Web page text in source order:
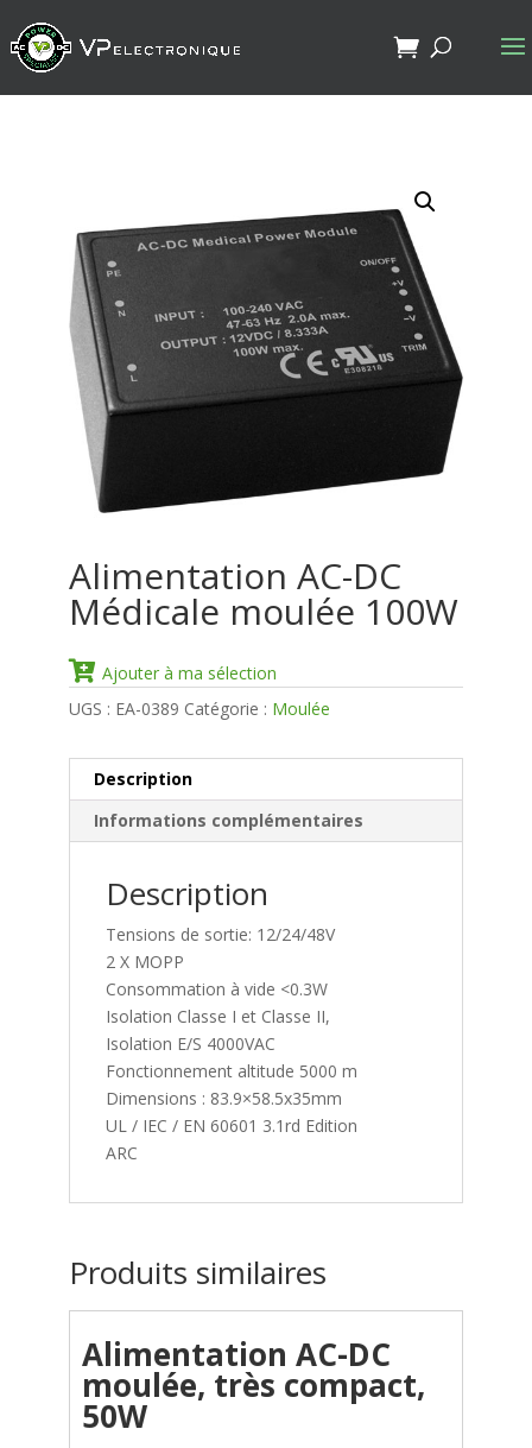
Alimentation AC-DC
Médicale moulée 100W
Ajouter à ma sélection
UGS : EA-0389 Catégorie : Moulée
Description
Informations complémentaires
Description
Tensions de sortie: 12/24/48V
2 X MOPP
Consommation à vide <0.3W
Isolation Classe I et Classe II,
Isolation E/S 4000VAC
Fonctionnement altitude 5000 m
Dimensions : 83.9×58.5x35mm
UL / IEC / EN 60601 3.1rd Edition
ARC
Produits similaires
Alimentation AC-DC
moulée, très compact,
50W